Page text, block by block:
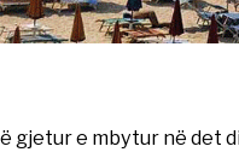
gjetur e mbytur në det